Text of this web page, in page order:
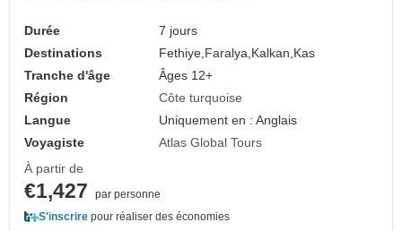
Durée
7 jours
Destinations
Fethiye, Faralya, Kalkan, Kas
Tranche d'âge
Âges 12+
Région
Côte turquoise
Langue
Uniquement en : Anglais
Voyagiste
Atlas Global Tours
À partir de
€1,427
par personne
S'inscrire pour réaliser des économies